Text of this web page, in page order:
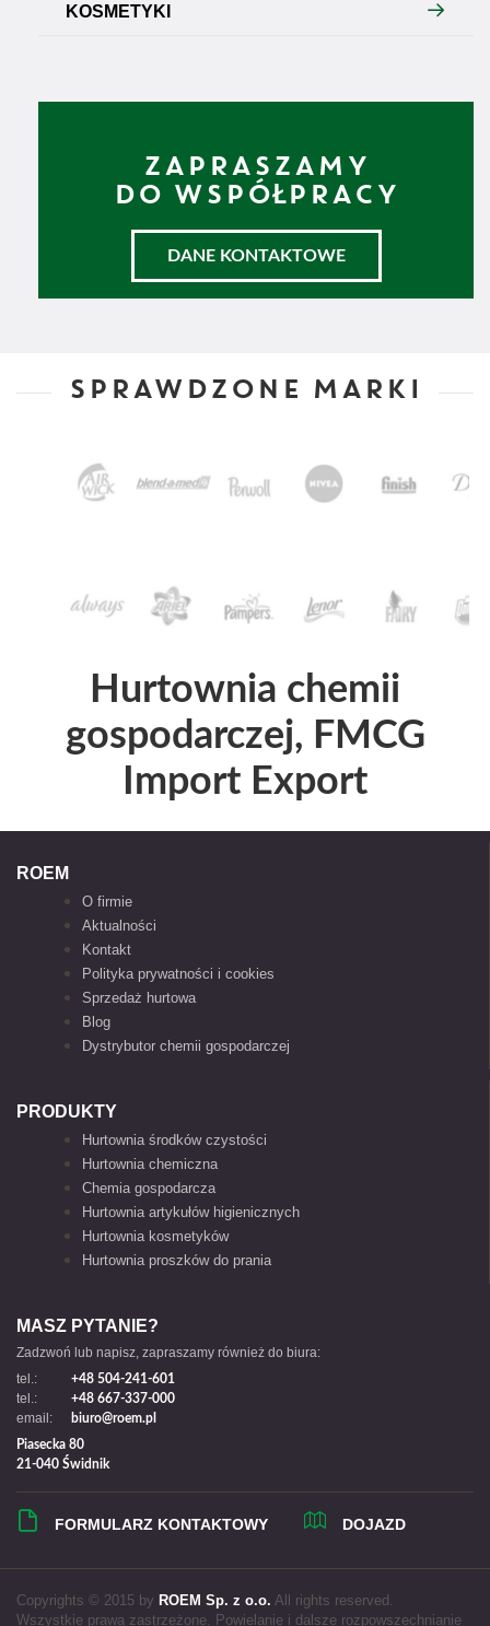
KOSMETYKI
ZAPRASZAMY
DO WSPÓŁPRACY
DANE KONTAKTOWE
SPRAWDZONE MARKI
Hurtownia chemii
gospodarczej, FMCG
Import Export
ROEM
O firmie
Aktualności
Kontakt
Polityka prywatności i cookies
Sprzedaż hurtowa
Blog
Dystrybutor chemii gospodarczej
PRODUKTY
Hurtownia środków czystości
Hurtownia chemiczna
Chemia gospodarcza
Hurtownia artykułów higienicznych
Hurtownia kosmetyków
Hurtownia proszków do prania
MASZ PYTANIE?
Zadzwoń lub napisz, zapraszamy również do biura:
tel.:
+48 504-241-601
tel.: +48 667-337-000
email:
biuro@roem.pl
Piasecka 80
21-040 Świdnik
FORMULARZ KONTAKTOWY DOJAZD
Copyrights © 2015 by ROEM Sp. z o.o. All rights reserved.
Wszystkie prawa zastrzeżone. Powielanie i dalsze rozpowszechnianie